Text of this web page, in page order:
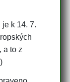
k 14. 7.
a to z